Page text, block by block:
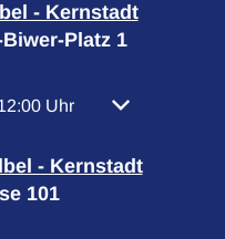
- Kernstadt
Platz 1
oder Schließzeiten
Uhr Von 07:00 bis
- Kernstadt
101